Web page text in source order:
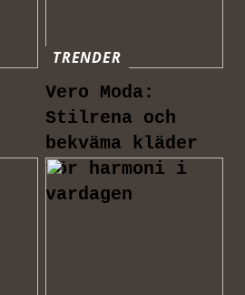
TRENDER
Vero Moda:
Stilrena och
bekväma kläder
för harmoni i
vardagen